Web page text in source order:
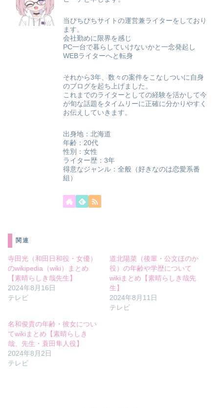
当ぴちぴちサイトの運営兼ライターをしており
ます。
会社勤めに限界を感じ
PC一台で暮らしていけないかと一念発起し
WEBライターへと転身
それから3年、数々の案件をこなしついに自身
のブログを起ち上げました。
これまでのライターとしての経験を活かして今
が旬な話題をタイムリーに正確に分かりやすく
お伝えしていきます。
出身地：北海道
年齢：20代
性別：女性
ライター歴：3年
得意なジャンル：全般（好きなのは恋愛系番
組）
関連
寺田光（和田日和役・女優）
のwikipedia（wiki）まとめ
【素晴らしき哉先生】
2024年8月16日
テレビ
道北陽菜（後輩・公文ほのか
役）の年齢や学歴について
wikiまとめ【素晴らしき哉先
生】
2024年8月11日
テレビ
名和俊貴の年齢・彼女につい
てwikiまとめ【素晴らしき
哉、先生・蓑田隼人役】
2024年8月2日
テレビ